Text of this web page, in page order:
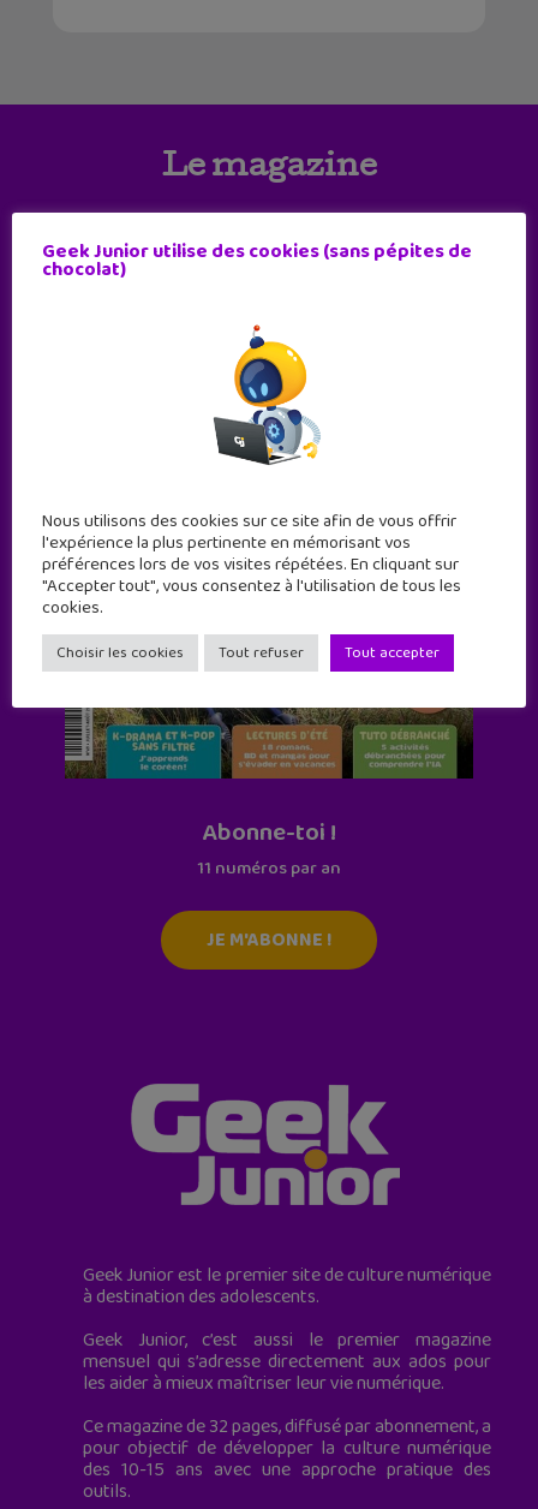
Le magazine
Abonne-toi !
11 numéros par an
JE M'ABONNE !
Geek Junior est le premier site de culture numérique
à destination des adolescents.
Geek Junior, c’est aussi le premier magazine
mensuel qui s’adresse directement aux ados pour
les aider à mieux maîtriser leur vie numérique.
Ce magazine de 32 pages, diffusé par abonnement, a
pour objectif de développer la culture numérique
des 10-15 ans avec une approche pratique des
outils.
Geek Junior utilise des cookies (sans pépites de
chocolat)
Nous utilisons des cookies sur ce site afin de vous offrir
l'expérience la plus pertinente en mémorisant vos
préférences lors de vos visites répétées. En cliquant sur
"Accepter tout", vous consentez à l'utilisation de tous les
cookies.
Choisir les cookies Tout refuser Tout accepter